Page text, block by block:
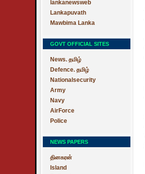
lankanewsweb
Lankapuvath
Mawbima Lanka
GOVT OFFICIAL SITES
News. தமிழ்
Defence. தமிழ்
Nationalsecurity
Army
Navy
AirForce
Police
NEWS PAPERS
தினகரன்
Island